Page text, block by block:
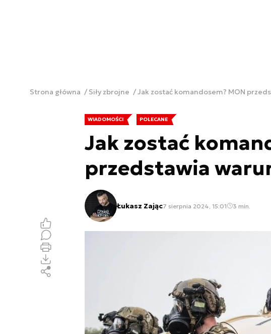
Strona główna Siły zbrojne Jak zostać komandosem? MON
WIADOMOŚCI POLECANE
Jak zostać
przedstawia
Łukasz Zając7 sierpnia 2024, 15:01 3 min.